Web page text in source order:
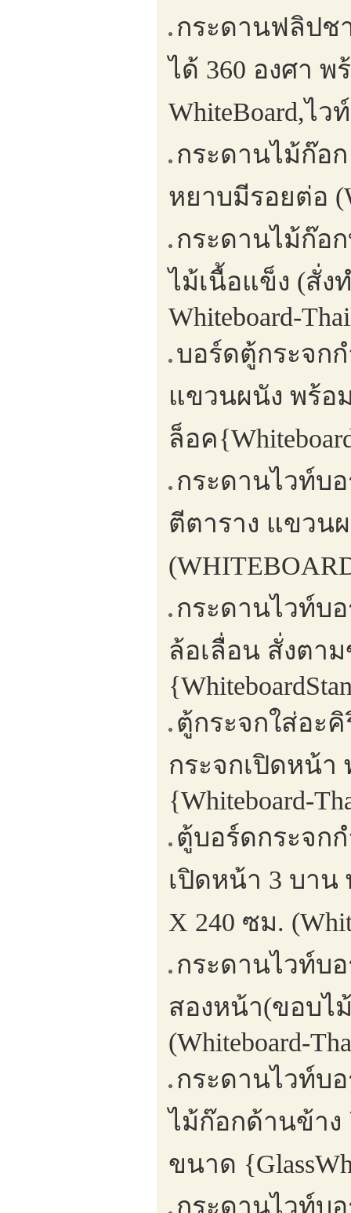
กระดานฟลิปช
ได้ 360 องศา
WhiteBoard,ไว
กระดานไม้ก๊อ
หยาบมีรอยต่อ
กระดานไม้ก๊อ
ไม้เนื้อแข็ง (สั่ง
Whiteboard-
บอร์ดตู้กระจก
แขวนผนัง พร้อ
ล็อค
กระดานไวท์บ
ตีตาราง แขวน
กระดานไวท์บ
ล้อเลื่อน สั่งตา
ตู้กระจกใส่อะ
กระจกเปิดหน้
{Whiteboard-
ตู้บอร์ดกระจก
เปิดหน้า 3 บา
X 240 ซม.
กระดานไวท์บ
สองหน้า(ขอบไ
(Whiteboard-
กระดานไวท์บ
ไม้ก๊อกด้านข้า
ขนาด
กระดานไวท์บ